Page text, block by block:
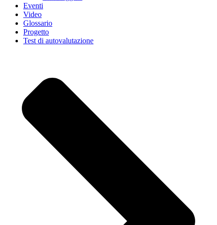
Eventi
Video
Glossario
Progetto
Test di autovalutazione